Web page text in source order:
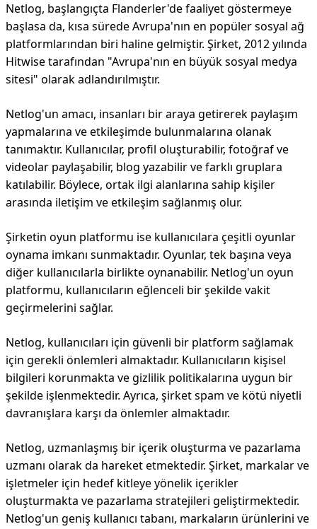
Netlog, başlangıçta Flanderler'de faaliyet göstermeye
başlasa da, kısa sürede Avrupa'nın en popüler sosyal ağ
platformlarından biri haline gelmiştir. Şirket, 2012 yılında
Hitwise tarafından "Avrupa'nın en büyük sosyal medya
sitesi" olarak adlandırılmıştır.
Netlog'un amacı, insanları bir araya getirerek paylaşım
yapmalarına ve etkileşimde bulunmalarına olanak
tanımaktır. Kullanıcılar, profil oluşturabilir, fotoğraf ve
videolar paylaşabilir, blog yazabilir ve farklı gruplara
katılabilir. Böylece, ortak ilgi alanlarına sahip kişiler
arasında iletişim ve etkileşim sağlanmış olur.
Şirketin oyun platformu ise kullanıcılara çeşitli oyunlar
oynama imkanı sunmaktadır. Oyunlar, tek başına veya
diğer kullanıcılarla birlikte oynanabilir. Netlog'un oyun
platformu, kullanıcıların eğlenceli bir şekilde vakit
geçirmelerini sağlar.
Netlog, kullanıcıları için güvenli bir platform sağlamak
için gerekli önlemleri almaktadır. Kullanıcıların kişisel
bilgileri korunmakta ve gizlilik politikalarına uygun bir
şekilde işlenmektedir. Ayrıca, şirket spam ve kötü niyetli
davranışlara karşı da önlemler almaktadır.
Netlog, uzmanlaşmış bir içerik oluşturma ve pazarlama
uzmanı olarak da hareket etmektedir. Şirket, markalar ve
işletmeler için hedef kitleye yönelik içerikler
oluşturmakta ve pazarlama stratejileri geliştirmektedir.
Netlog'un geniş kullanıcı tabanı, markaların ürünlerini ve